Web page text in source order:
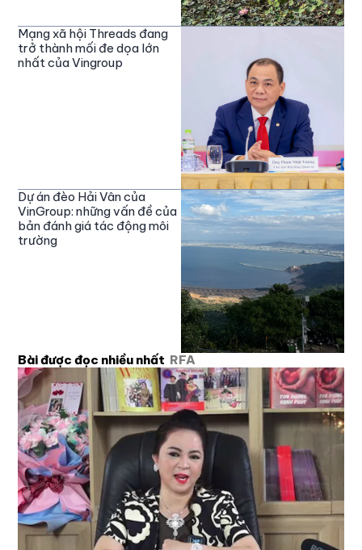
Mạng xã hội Threads đang
trở thành mối đe dọa lớn
nhất của Vingroup
Dự án đèo Hải Vân của
VinGroup: những vấn đề của
bản đánh giá tác động môi
trường
Bài được đọc nhiều nhất RFA